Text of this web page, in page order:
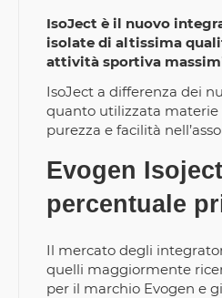
IsoJect è il nuovo
isolate di altissima
attività sportiva
IsoJect a differenza dei
quanto utilizzata materie
purezza e facilità
Evogen
percentuale
Il mercato degli
quelli maggiormente
per il marchio Evogen e